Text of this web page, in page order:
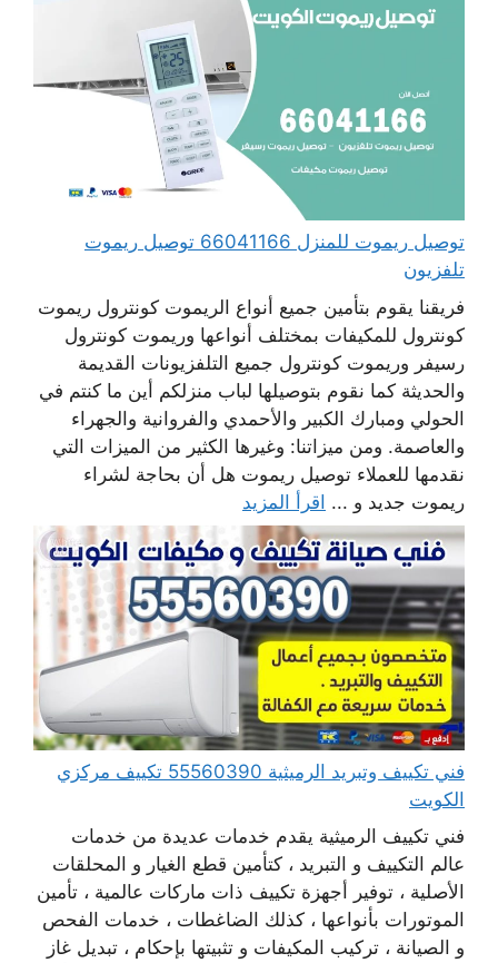
توصيل ريموت للمنزل 66041166 توصيل ريموت
تلفزيون
فريقنا يقوم بتأمين جميع أنواع الريموت كونترول ريموت
كونترول للمكيفات بمختلف أنواعها وريموت كونترول
رسيفر وريموت كونترول جميع التلفزيونات القديمة
والحديثة كما نقوم بتوصيلها لباب منزلكم أين ما كنتم في
الحولي ومبارك الكبير والأحمدي والفروانية والجهراء
والعاصمة. ومن ميزاتنا: وغيرها الكثير من الميزات التي
نقدمها للعملاء توصيل ريموت هل أن بحاجة لشراء
ريموت جديد و ... اقرأ المزيد
فني تكييف وتبريد الرميثية 55560390 تكييف مركزي
الكويت
فني تكييف الرميثية يقدم خدمات عديدة من خدمات
عالم التكييف و التبريد ، كتأمين قطع الغيار و المحلقات
الأصلية ، توفير أجهزة تكييف ذات ماركات عالمية ، تأمين
الموتورات بأنواعها ، كذلك الضاغطات ، خدمات الفحص
و الصيانة ، تركيب المكيفات و تثبيتها بإحكام ، تبديل غاز